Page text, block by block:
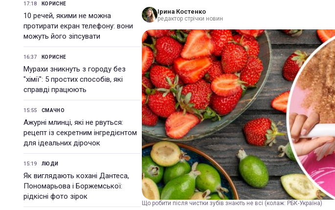
17:18 КОРИСНЕ
10 речей, якими не можна
протирати екран телефону: вони
можуть його зіпсувати
16:37 КОРИСНЕ
Мурахи зникнуть з городу без
"хімії": 5 простих способів, які
справді працюють
15:55 СМАЧНО
Ажурні млинці, які не рвуться:
рецепт із секретним інгредієнтом
для ідеальних дірочок
15:19 ЛЮДИ
Як виглядають кохані Дантеса,
Пономарьова і Боржемської:
рідкісні фото зірок
Ірина Костенко
редактор стрічки новин
Що робити після чистки зубів знають не всі (колаж: РБК-Україна)